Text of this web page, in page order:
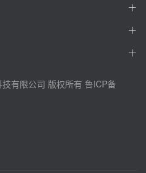
有限公司 版权所有 鲁ICP备